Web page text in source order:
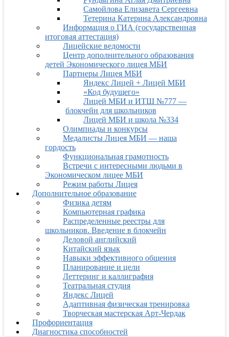
Самойлова Елизавета Сергеевна
Тетерина Катерина Александровна
Информация о ГИА (государственная
итоговая аттестация)
Лицейские ведомости
Центр дополнительного образования
детей Экономического лицея МБИ
Партнеры Лицея МБИ
Яндекс Лицей + Лицей МБИ
«Код будущего»
Лицей МБИ и ИТШ №777 —
блокчейн для школьников
Лицей МБИ и школа №334
Олимпиады и конкурсы
Медалисты Лицея МБИ — наша
гордость
Функциональная грамотность
Встречи с интересными людьми в
Экономическом лицее МБИ
Режим работы Лицея
Дополнительное образование
Физика детям
Компьютерная графика
Распределенные реестры для
школьников. Введение в блокчейн
Деловой английский
Китайский язык
Навыки эффективного общения
Планирование и цели
Леттеринг и каллиграфия
Театральная студия
Яндекс Лицей
Адаптивная физическая тренировка
Творческая мастерская Арт-Чердак
Профориентация
Диагностика способностей